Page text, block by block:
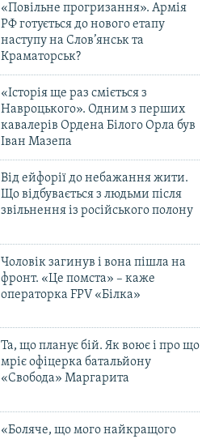
«Повільне прогризання». Армія
РФ готується до нового етапу
наступу на Слов’янськ та
Краматорськ?
«Історія ще раз сміється з
Навроцького». Одним з перших
кавалерів Ордена Білого Орла був
Іван Мазепа
Від ейфорії до небажання жити.
Що відбувається з людьми після
звільнення із російського полону
Чоловік загинув і вона пішла на
фронт. «Це помста» – каже
операторка FPV «Білка»
Та, що планує бій. Як воює і про що
мріє офіцерка батальйону
«Свобода» Маргарита
«Боляче, що мого найкращого